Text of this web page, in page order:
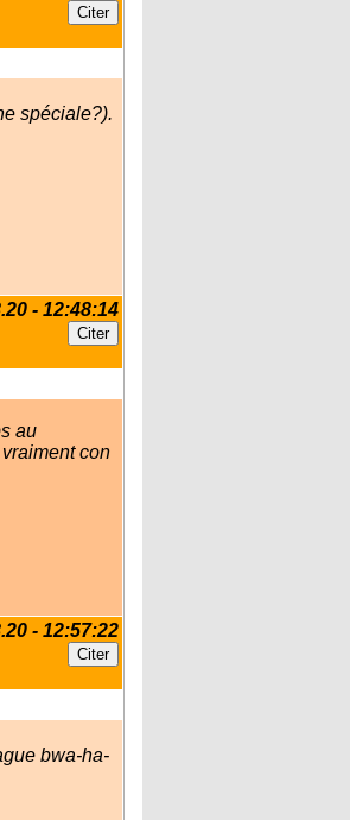
spéciale?).
- 12:48:14
au
con
- 12:57:22
bwa-ha-